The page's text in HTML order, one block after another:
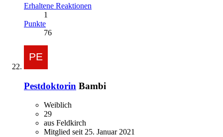
Erhaltene Reaktionen
1
Punkte
76
Pestdoktorin Bambi
Weiblich
29
aus Feldkirch
Mitglied seit 25. Januar 2021